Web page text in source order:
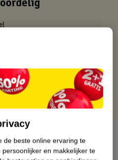
kaart
de beste online ervaring te
en makkelijker te